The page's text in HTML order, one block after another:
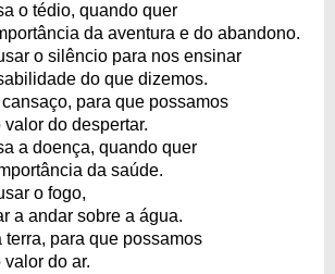
o tédio, quando quer
da aventura e do abandono.
o silêncio para nos ensinar
do que dizemos.
para que possamos
do despertar.
a doença, quando quer
da saúde.
o fogo,
a andar sobre a água.
terra, para que possamos
do ar.